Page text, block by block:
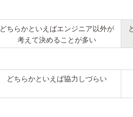
どちらかといえばエンジニア以外が
考えて決めることが多い
どちらかといえば協力しづらい